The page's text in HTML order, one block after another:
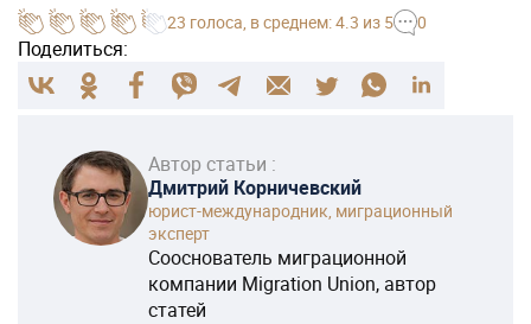
23 голоса , в среднем:4.3 из 5 0
Поделиться:
Автор статьи :
Дмитрий Корничевский
юрист-международник, миграционный
эксперт
Сооснователь миграционной
компании Migration Union, автор
статей